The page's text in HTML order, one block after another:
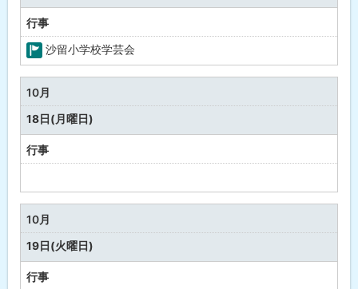
行事
町
の
行
事
沙留小学校学芸会
10月
18日(月曜日)
行事
定
な
し
10月
19日(火曜日)
行事